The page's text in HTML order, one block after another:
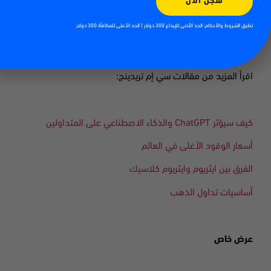
فوق المستوى الرئيسي 1900 دولار
اقرأ المزيد من مقالات سي إم تريدينج:
كيف سيؤثر ChatGPT والذكاء الاصطناعي على المتداولين
أسعار الوقود الأغلى في العالم
الفرق بين ايثريوم وايثريوم كلاسيك
أساسيات تداول الذهب
عرض خاص
تطبق الشروط والأحكام: الحد الأدنى للإيداع 300 دولار | الحد الأعلى للمكافأة 300 دولار